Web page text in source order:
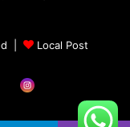
|
Local Post
Youtube